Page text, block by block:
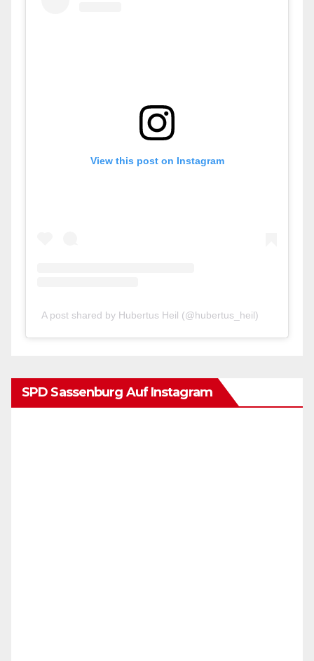
View this post on Instagram
A post shared by Hubertus Heil (@hubertus_heil)
SPD Sassenburg Auf Instagram